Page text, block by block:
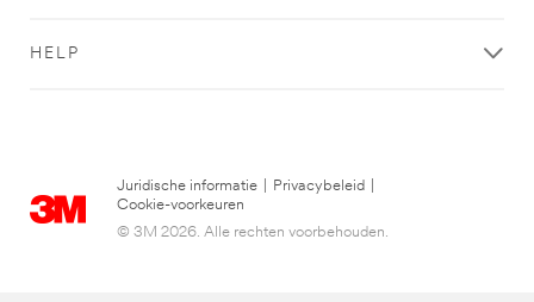
HELP
Juridische informatie Privacybeleid
Cookie-voorkeuren
© 3M 2026. Alle rechten voorbehouden.